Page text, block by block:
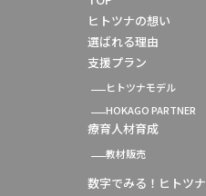
ヒトツナの想い
選ばれる理由
支援プラン
ヒトツナモデル
HOKAGO PARTNER
療育人材育成
教材販売
数字でみる！ヒトツナ